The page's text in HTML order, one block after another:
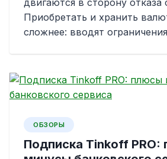
двигаются в сторону отказа
Приобретать и хранить
сложнее: вводят
ОБЗОРЫ
Подписка Tinkoff PRO: